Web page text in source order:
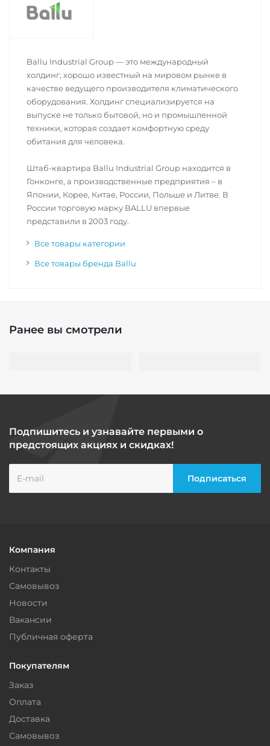
Ballu Industrial Group — это международный
холдинг, хорошо известный на мировом рынке в
качестве ведущего производителя климатического
оборудования. Холдинг специализируется на
выпуске не только бытовой, но и промышленной
техники, которая создает комфортную среду
обитания для человека.
Штаб-квартира Ballu Industrial Group находится в
Гонконге, а производственные предприятия – в
Японии, Корее, Китае, России, Польше и Литве. В
России торговую марку BALLU впервые
представили в 2003 году.
Все товары категории
Все товары бренда Ballu
Ранее вы смотрели
Подпишитесь и узнавайте первыми о
предстоящих акциях и скидках!
Компания
Контакты
Самовывоз
Новости
Вакансии
Публичная оферта
Покупателям
Заказ
Оплата
Доставка
Самовывоз